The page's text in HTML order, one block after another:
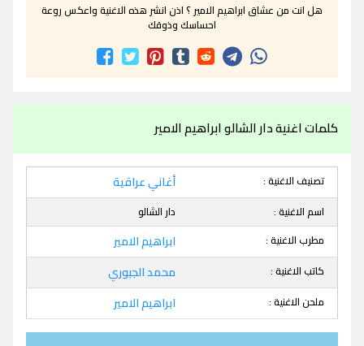
هل انت من عشاق ابراهيم الامير ؟ اذن انشر هذه الاغنية واعكس روعة
احساسك وذوقك
كلمات اغنية دار الشالو ابراهيم الامير
تصنيف الاغنية : أغاني عراقية
اسم الاغنية :
دار الشالو
مطرب الاغنية :
ابراهيم الامير
كاتب الاغنية : محمد الجبوري
ملحن الاغنية : ابراهيم الامير